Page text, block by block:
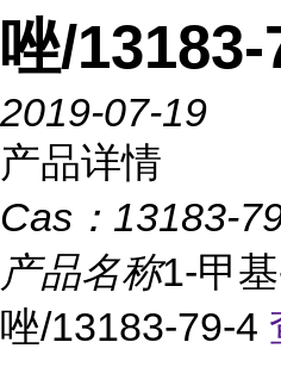
唑/13183-
2019-07-19
产品详情
Cas： 13183-
产品名称1-甲
唑/13183-79-4